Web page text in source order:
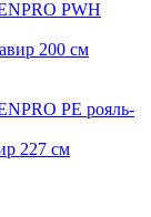
200 см
227 см